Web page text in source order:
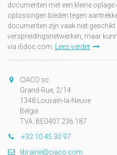
documenten met een kleine
oplossingen bieden tegen
documenten zijn vaak niet
verspreidingsnetwerken, maar
via i6doc.com.
Lees verder
CIACO sc
Grand-Rue, 2/14
1348 Louvain-la-Neuve
België
TVA: BE0407.236.187
+32 10 45 30 97
librairie@ciaco.com